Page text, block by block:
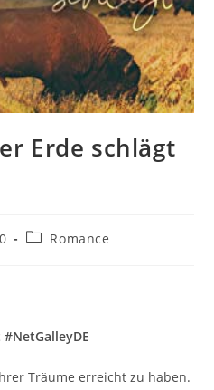
Erde schlägt
Romance
Träume erreicht zu haben.